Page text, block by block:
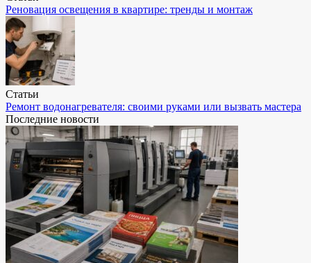
Реновация освещения в квартире: тренды и монтаж
Статьи
Ремонт водонагревателя: своими руками или вызвать мастера
Последние новости